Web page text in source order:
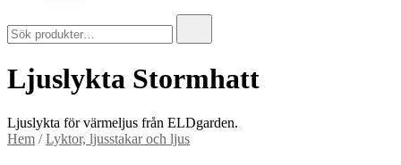
for:
Ljuslykta Stormhatt
Ljuslykta för värmeljus från ELDgarden.
Hem /Lyktor, ljusstakar och ljus